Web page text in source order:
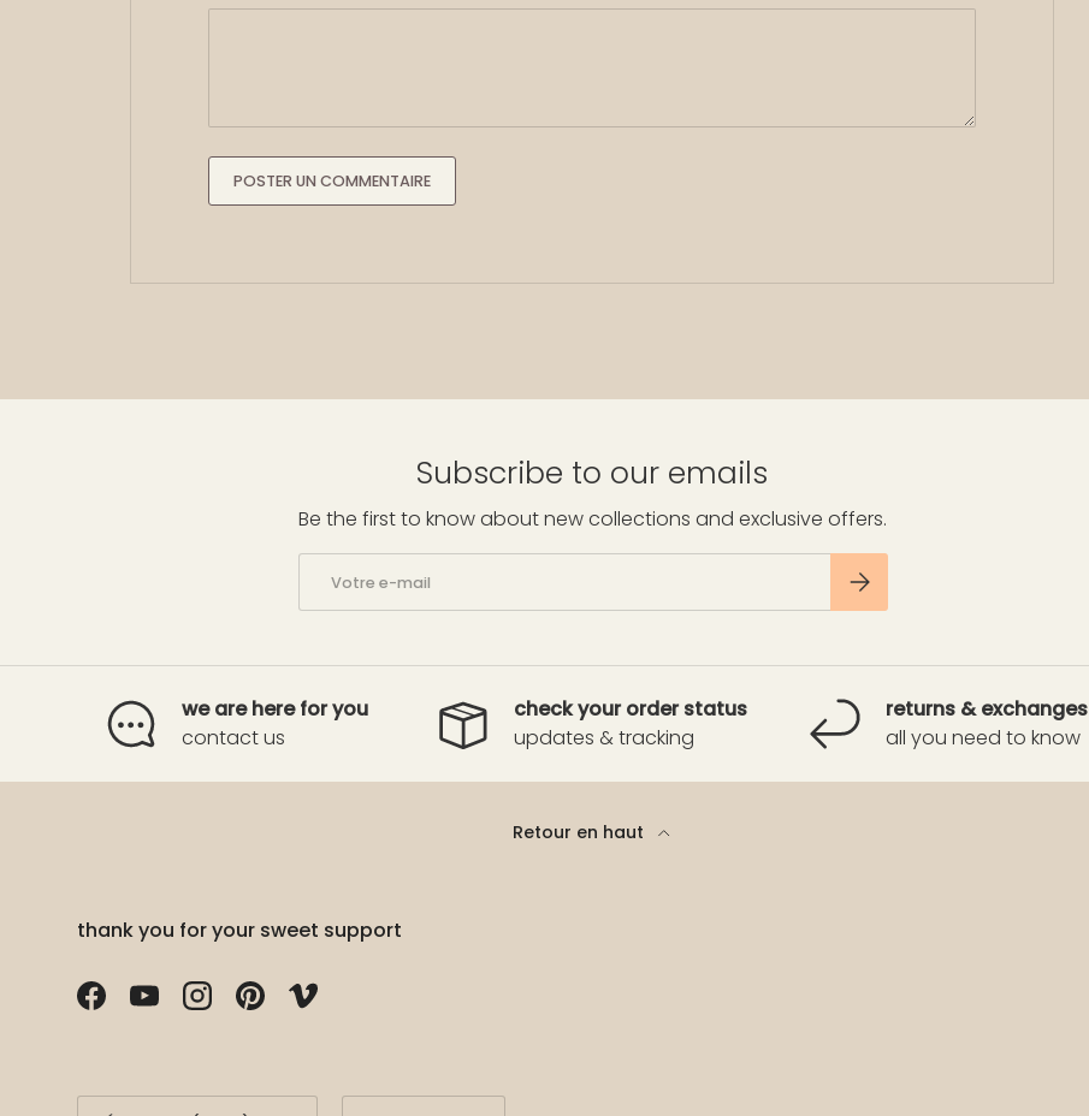
POSTER UN COMMENTAIRE
Subscribe to our emails
Be the first to know about new collections and exclusive offers.
S’INSCRIRE
we are here for you
contact us
check your order status
updates & tracking
returns & exchanges
all you need to know
Retour en haut
thank you for your sweet support
Facebook
YouTubeInstagramPinterestVimeo
Pays